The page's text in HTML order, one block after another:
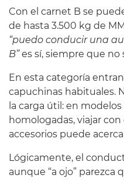
Con el carnet B se
de hasta 3.500 kg de
“puedo conducir una
B”es sí, siempre que no
En esta categoría
capuchinas habituales.
la carga útil: en
homologadas, viajar
accesorios puede
Lógicamente, el
aunque “a ojo” parezca